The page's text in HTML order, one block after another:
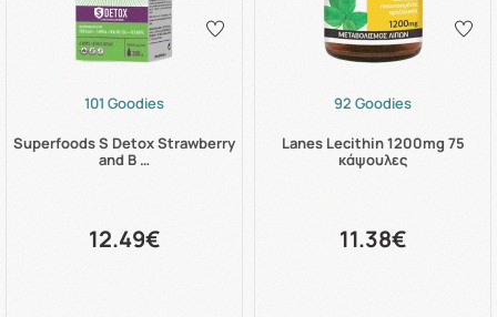
101 Goodies
Superfoods S Detox Strawberry
and B …
12.49€
92 Goodies
Lanes Lecithin 1200mg 75
κάψουλες
11.38€